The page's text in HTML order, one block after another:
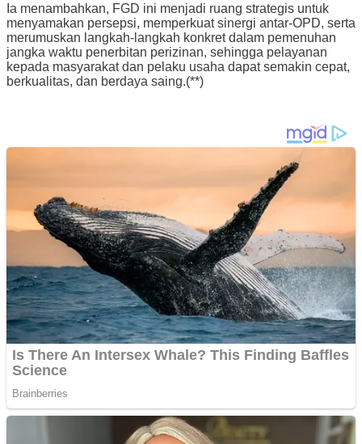
Ia menambahkan, FGD ini menjadi ruang strategis untuk
menyamakan persepsi, memperkuat sinergi antar-OPD, serta
merumuskan langkah-langkah konkret dalam pemenuhan
jangka waktu penerbitan perizinan, sehingga pelayanan
kepada masyarakat dan pelaku usaha dapat semakin cepat,
berkualitas, dan berdaya saing.(**)